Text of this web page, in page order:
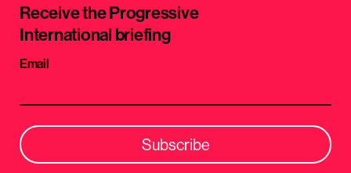
Receive the Progressive
International briefing
Email
Subscribe